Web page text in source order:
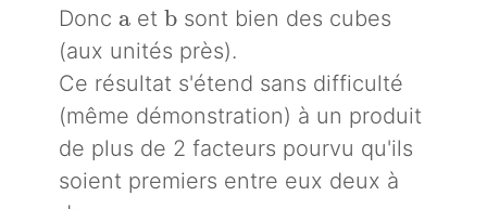
Donc a
a et b
b sont bien des cubes
(aux unités près).
Ce résultat s'étend sans difficulté
(même démonstration) à un produit
de plus de 2 facteurs pourvu qu'ils
soient premiers entre eux deux à